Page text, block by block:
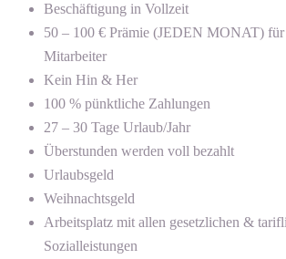
Beschäftigung in Vollzeit
50 – 100 € Prämie (JEDEN MONAT) für
Mitarbeiter
Kein Hin & Her
100 % pünktliche Zahlungen
27 – 30 Tage Urlaub/Jahr
Überstunden werden voll bezahlt
Urlaubsgeld
Weihnachtsgeld
Arbeitsplatz mit allen gesetzlichen &
Sozialleistungen